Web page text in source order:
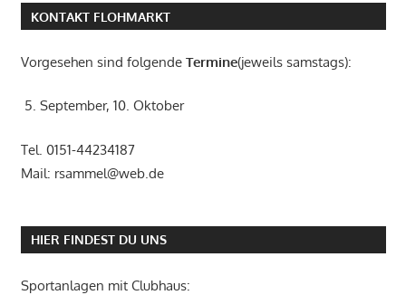
KONTAKT FLOHMARKT
Vorgesehen sind folgende Termine(jeweils samstags):
5. September, 10. Oktober
Tel. 0151-44234187
Mail: rsammel@web.de
HIER FINDEST DU UNS
Sportanlagen mit Clubhaus: